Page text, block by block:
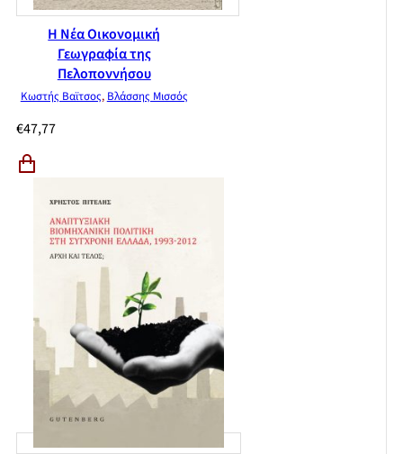
Η Νέα Οικονομική
Γεωγραφία της
Πελοποννήσου
Κωστής Βαϊτσος, Βλάσσης Μισσός
€47,77